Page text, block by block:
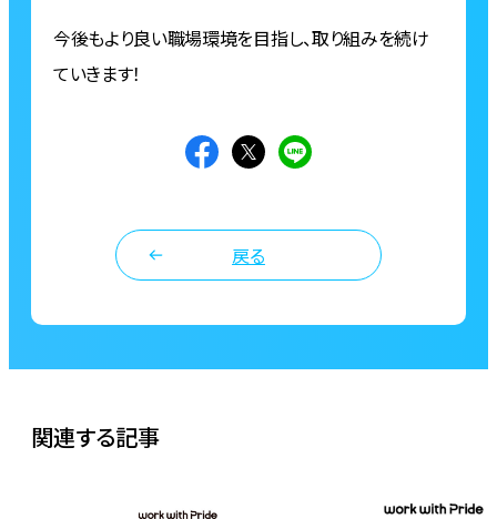
今後もより良い職場環境を目指し、取り組みを続け
ていきます！
戻る
関連する記事